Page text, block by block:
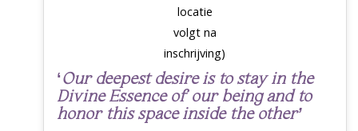
locatie
volgt na
inschrijving)
‘Our deepest desire is to stay in the
Divine Essence of our being and to
honor this space inside the other’